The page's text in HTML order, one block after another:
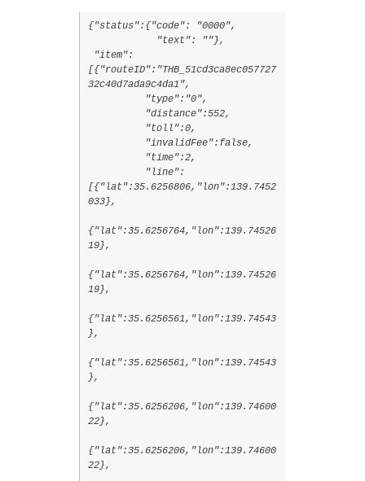
{"status":{"code": "0000",
"text": ""},
"item":
[{"routeID":"THB_51cd3ca8ec057727
32c40d7ada9c4da1",
"type":"0",
"distance":552,
"toll":0,
"invalidFee":false,
"time":2,
"line":
[{"lat":35.6256806,"lon":139.7452
033},
{"lat":35.6256764,"lon":139.74526
19},
{"lat":35.6256764,"lon":139.74526
19},
{"lat":35.6256561,"lon":139.74543
},
{"lat":35.6256561,"lon":139.74543
},
{"lat":35.6256206,"lon":139.74600
22},
{"lat":35.6256206,"lon":139.74600
22},